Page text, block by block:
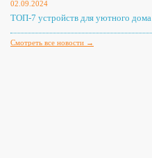
02.09.2024
ТОП-7 устройств для уютного дома
Смотреть все новости →